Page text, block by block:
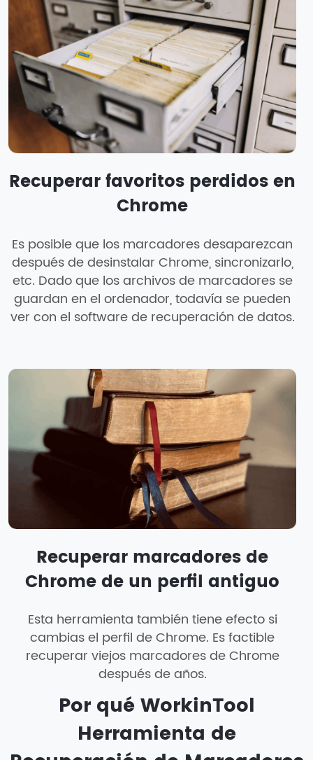
Recuperar favoritos perdidos en
Chrome
Es posible que los marcadores desaparezcan
después de desinstalar Chrome, sincronizarlo,
etc. Dado que los archivos de marcadores se
guardan en el ordenador, todavía se pueden
ver con el software de recuperación de datos.
Recuperar marcadores de
Chrome de un perfil antiguo
Esta herramienta también tiene efecto si
cambias el perfil de Chrome. Es factible
recuperar viejos marcadores de Chrome
después de años.
Por qué WorkinTool
Herramienta de